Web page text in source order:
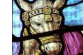
a Romanos 8,35-37
recapitulación de lo
una de las
omnipotente de